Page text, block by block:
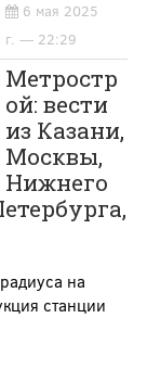
6 мая 2025
г. — 22:29
Метростр
ой: вести
из Казани,
Москвы,
Нижнего
на
станции